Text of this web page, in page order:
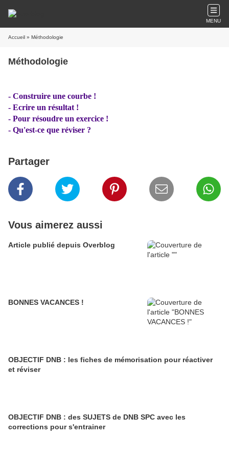
MENU
Accueil » Méthodologie
Méthodologie
- Construire une courbe !
- Ecrire un résultat !
- Pour résoudre un exercice !
- Qu'est-ce que réviser ?
Partager
Vous aimerez aussi
Article publié depuis Overblog
BONNES VACANCES !
OBJECTIF DNB : les fiches de mémorisation pour réactiver
et réviser
OBJECTIF DNB : des SUJETS de DNB SPC avec les
corrections pour s'entrainer